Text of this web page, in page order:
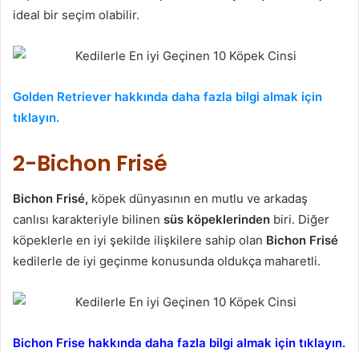
ideal bir seçim olabilir.
Golden Retriever hakkında daha fazla bilgi almak için
tıklayın.
2-Bichon Frisé
Bichon Frisé, köpek dünyasının en mutlu ve arkadaş
canlısı karakteriyle bilinen süs köpeklerinden biri. Diğer
köpeklerle en iyi şekilde ilişkilere sahip olan Bichon Frisé
kedilerle de iyi geçinme konusunda oldukça maharetli.
Bichon Frise hakkında daha fazla bilgi almak için tıklayın.